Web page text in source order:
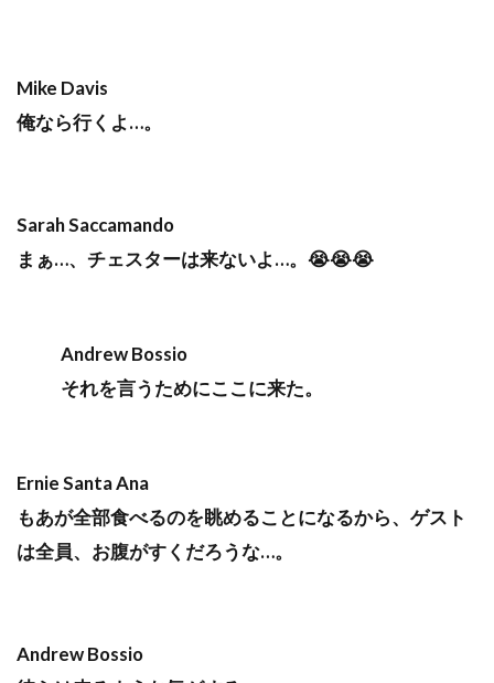
Mike Davis
俺なら行くよ…。
Sarah Saccamando
まぁ…、チェスターは来ないよ…。😭😭😭
Andrew Bossio
それを言うためにここに来た。
Ernie Santa Ana
もあが全部食べるのを眺めることになるから、ゲスト
は全員、お腹がすくだろうな…。
Andrew Bossio